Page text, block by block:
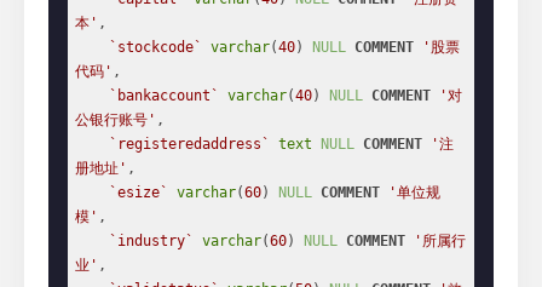
本' ,
`stockcode`
varchar(40) NULL COMMENT
'股票
代码' ,
`bankaccount`
varchar(40) NULL COMMENT
'对
公银行账号' ,
`registeredaddress`
text NULL COMMENT
'注
册地址' ,
`esize`
varchar(60) NULL COMMENT
'单位规
模' ,
`industry`
varchar(60) NULL COMMENT
'所属行
业' ,